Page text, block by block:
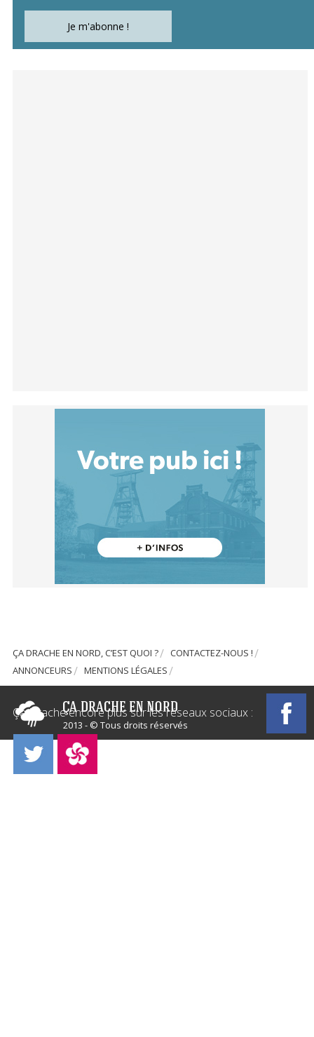
ÇA DRACHE EN NORD, C’EST QUOI ?
CONTACTEZ-NOUS !
ANNONCEURS
MENTIONS LÉGALES
2013 - © Tous droits réservés
Ça Drache encore plus sur les réseaux sociaux :